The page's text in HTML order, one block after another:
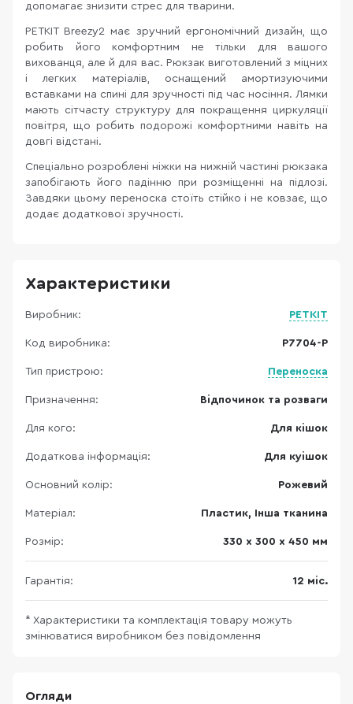
допомагає знизити стрес для тварини.
PETKIT Breezy2 має зручний ергономічний дизайн, що
робить його комфортним не тільки для вашого
вихованця, але й для вас. Рюкзак виготовлений з міцних
і легких матеріалів, оснащений амортизуючими
вставками на спині для зручності під час носіння. Лямки
мають сітчасту структуру для покращення циркуляції
повітря, що робить подорожі комфортними навіть на
довгі відстані.
Спеціально розроблені ніжки на нижній частині рюкзака
запобігають його падінню при розміщенні на підлозі.
Завдяки цьому переноска стоїть стійко і не ковзає, що
додає додаткової зручності.
Характеристики
Виробник: PETKIT
Код виробника: P7704-P
Тип пристрою: Переноска
Призначення: Відпочинок та розваги
Для кого: Для кішок
Додаткова інформація: Для куішок
Основний колір: Рожевий
Матеріал: Пластик, Інша тканина
Розмір: 330 х 300 х 450 мм
Гарантія: 12 міс.
* Характеристики та комплектація товару можуть
змінюватися виробником без повідомлення
Огляди